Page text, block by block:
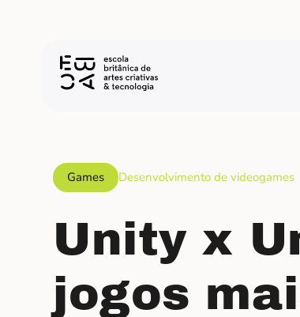
Games Desenvolvimento de videogames
Unity x
jogos